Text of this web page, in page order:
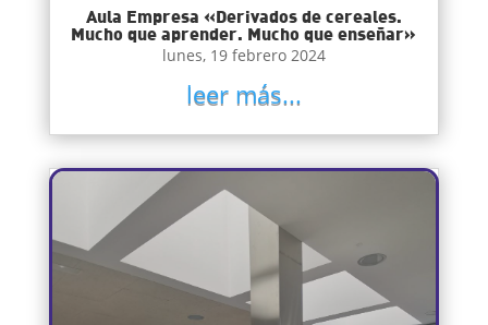
Aula Empresa «Derivados de cereales.
Mucho que aprender. Mucho que enseñar»
lunes, 19 febrero 2024
leer más...